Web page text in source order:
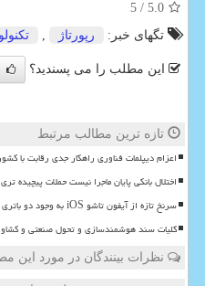
5.0
/ 5
تگهای خبر:
رپورتاژ ,
این مطلب را می پسندید؟
تازه ترین مطالب مرتبط
اعزام دیپلمات فناوری راهکار جدی رقابت با
اختلال بانکی پایان ماجرا نیست حملات پیچیده
سرنخ تازه از آیفون تاشو iOS به وجود دو باتری اشاره نمود
کلیات سند هوشمندسازی و تحول صنعتی و
نظرات بینندگان در مورد این